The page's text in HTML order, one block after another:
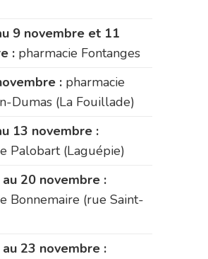
9 novembre et 11
: pharmacie Fontanges
: pharmacie
Dumas (La Fouillade)
13 novembre :
Palobart (Laguépie)
20 novembre :
Bonnemaire (rue Saint-
23 novembre :